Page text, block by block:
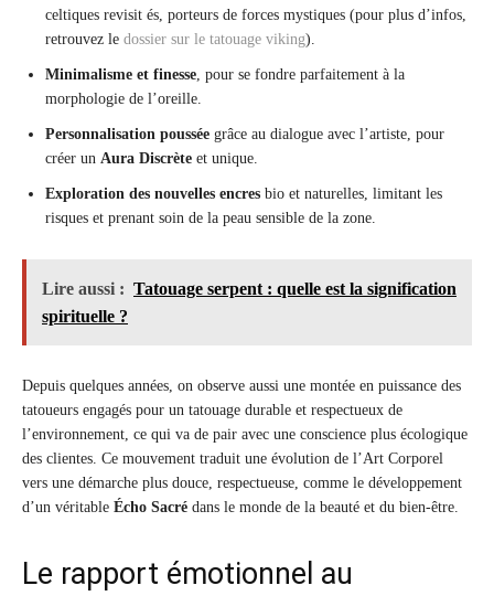
celtiques revisit és, porteurs de forces mystiques (pour plus d’infos,
retrouvez le dossier sur le tatouage viking).
Minimalisme et finesse , pour se fondre parfaitement à la
morphologie de l’oreille.
Personnalisation poussée grâce au dialogue avec l’artiste, pour
créer un Aura Discrète et unique.
Exploration des nouvelles encres bio et naturelles, limitant les
risques et prenant soin de la peau sensible de la zone.
Lire aussi : Tatouage serpent : quelle est la signification
spirituelle ?
Depuis quelques années, on observe aussi une montée en puissance des
tatoueurs engagés pour un tatouage durable et respectueux de
l’environnement, ce qui va de pair avec une conscience plus écologique
des clientes. Ce mouvement traduit une évolution de l’Art Corporel
vers une démarche plus douce, respectueuse, comme le développement
d’un véritable Écho Sacré dans le monde de la beauté et du bien-être.
Le rapport émotionnel au